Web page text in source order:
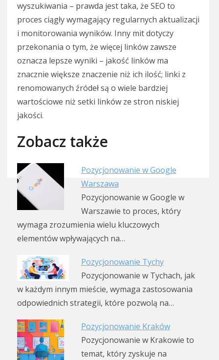
wyszukiwania – prawda jest taka, że SEO to
proces ciągły wymagający regularnych aktualizacji
i monitorowania wyników. Inny mit dotyczy
przekonania o tym, że więcej linków zawsze
oznacza lepsze wyniki – jakość linków ma
znacznie większe znaczenie niż ich ilość; linki z
renomowanych źródeł są o wiele bardziej
wartościowe niż setki linków ze stron niskiej
jakości.
Zobacz także
Pozycjonowanie w Google
Warszawa
Pozycjonowanie w Google w
Warszawie to proces, który
wymaga zrozumienia wielu kluczowych
elementów wpływających na…
Pozycjonowanie Tychy
Pozycjonowanie w Tychach, jak
w każdym innym mieście, wymaga zastosowania
odpowiednich strategii, które pozwolą na…
Pozycjonowanie Kraków
Pozycjonowanie w Krakowie to
temat, który zyskuje na